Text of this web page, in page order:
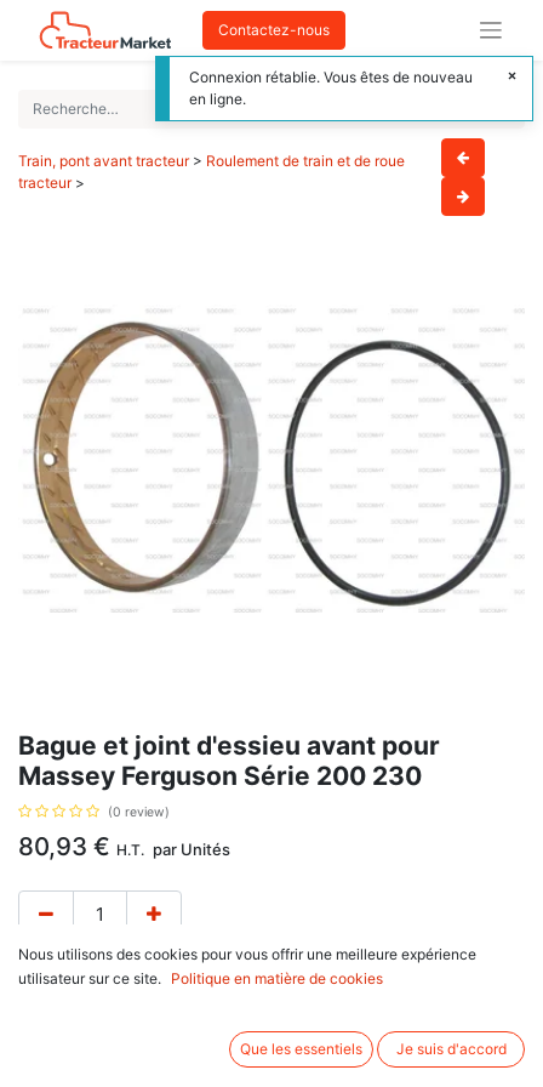
Contactez-nous
Train, pont avant tracteur> Roulement de train et de roue
tracteur>
Bague et joint d'essieu avant pour
Massey Ferguson Série 200 230
(0 review)
80,93 € H.T. par Unités
Nous utilisons des cookies pour vous offrir une meilleure expérience
utilisateur sur ce site.
Politique en matière de cookies
Que les essentiels Je suis d'accord
Connexion rétablie. Vous êtes de nouveau
en ligne.